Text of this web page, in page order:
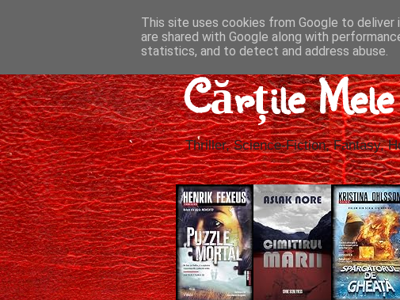
Cărțile
Thriller, Science-Fiction, Fantasy,
This site uses cookies from Google to
are shared with Google along with
statistics, and to detect and address abuse.